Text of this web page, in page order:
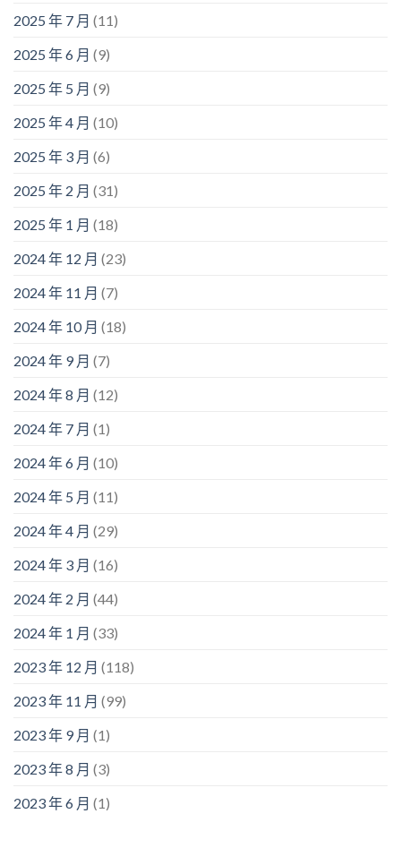
2025 年 7 月 (11)
2025 年 6 月 (9)
2025 年 5 月 (9)
2025 年 4 月 (10)
2025 年 3 月 (6)
2025 年 2 月 (31)
2025 年 1 月 (18)
2024 年 12 月 (23)
2024 年 11 月 (7)
2024 年 10 月 (18)
2024 年 9 月 (7)
2024 年 8 月 (12)
2024 年 7 月 (1)
2024 年 6 月 (10)
2024 年 5 月 (11)
2024 年 4 月 (29)
2024 年 3 月 (16)
2024 年 2 月 (44)
2024 年 1 月 (33)
2023 年 12 月 (118)
2023 年 11 月 (99)
2023 年 9 月 (1)
2023 年 8 月 (3)
2023 年 6 月 (1)